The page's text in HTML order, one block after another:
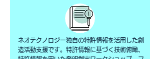
ネオテクノロジー独自の特許情報を活用した創
造活動支援です。特許情報に基づく技術俯瞰、